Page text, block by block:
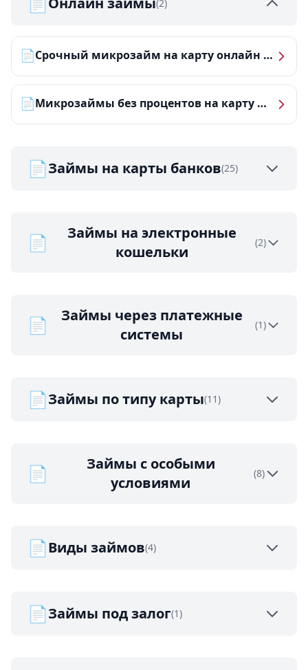
(2)
📄 Срочный микрозайм на карту онлайн — получить деньги за 5 минут
📄 Микрозаймы без процентов на карту — ТОП-10 за 2026 год
📄Займы на карты банков(25)
📄
Займы на электронные
кошельки
(2)
📄
Займы через платежные
системы
(1)
📄Займы по типу карты(11)
📄
Займы с особыми
условиями
(8)
📄Виды займов(4)
📄Займы под залог(1)